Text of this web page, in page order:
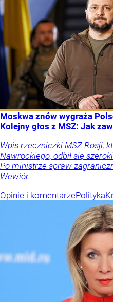
Moskwa znów wygraża
Kolejny głos z MSZ: Jak
Wpis rzeczniczki MSZ Rosji,
Nawrockiego, odbił się
Po ministrze spraw
Wewiór.
Opinie i komentarzePolityka